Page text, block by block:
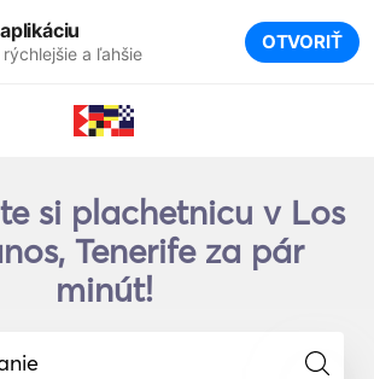
a ľahšie OTVORIŤ
si plachetnicu v Los
Tenerife za pár
minút!